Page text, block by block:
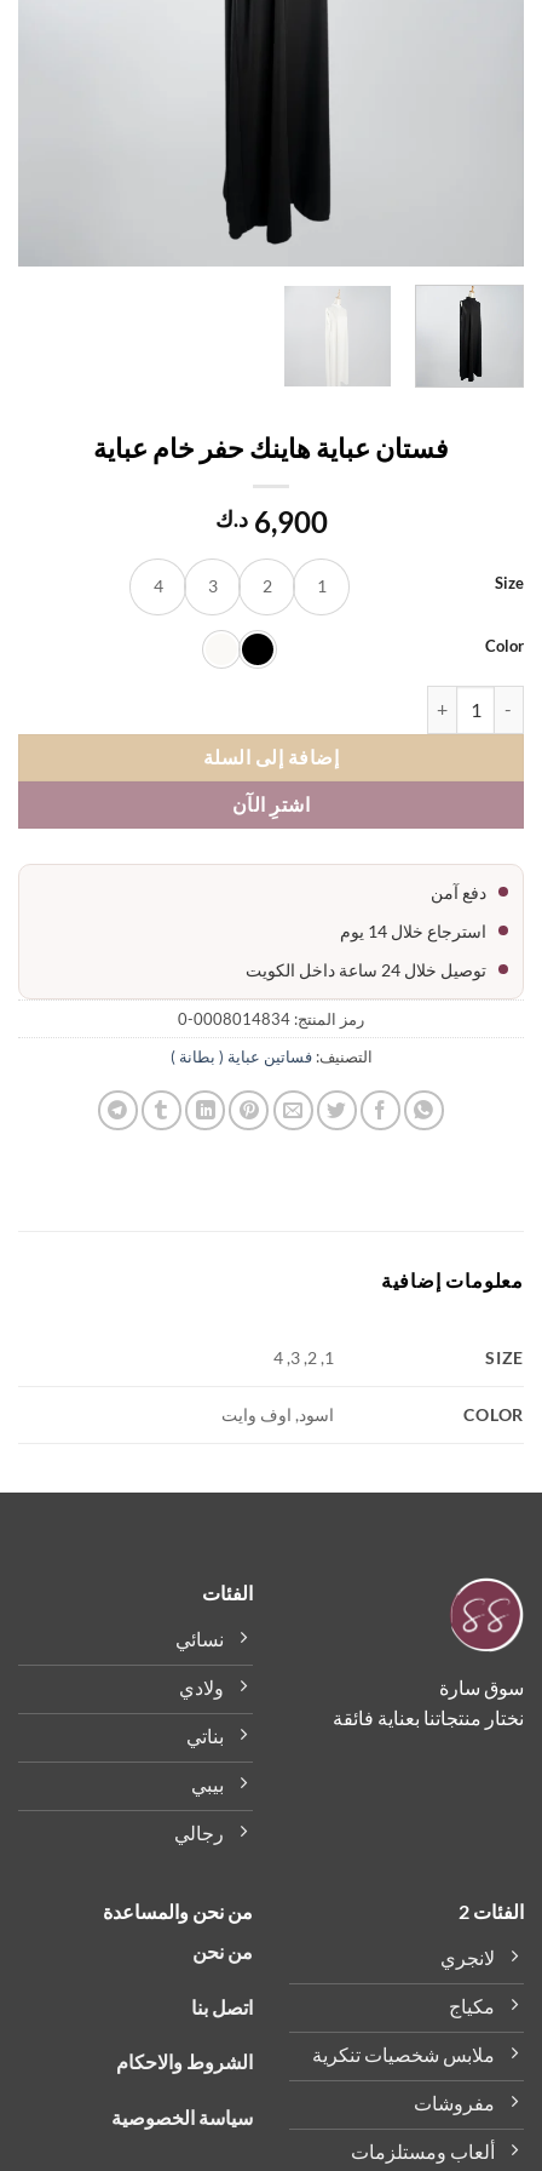
فستان عباية هاينك حفر خام عباية
6,900 د.ك
إضافة إلى السلة
اشترِ الآن
دفع آمن
استرجاع خلال 14 يوم
توصيل خلال 24 ساعة داخل الكويت
رمز المنتج:0008014834-0
التصنيف:فساتين عباية ( بطانة )
إضافية
اسود, اوف وايت
سارة
منتجاتنا بعناية فائقة
الفئات
نسائي
ولادي
بناتي
بيبي
رجالي
2
لانجري
مكياج
ملابس شخصيات تنكرية
مفروشات
ألعاب ومستلزمات
من نحن والمساعدة
من نحن
اتصل بنا
الشروط والاحكام
سياسة الخصوصية